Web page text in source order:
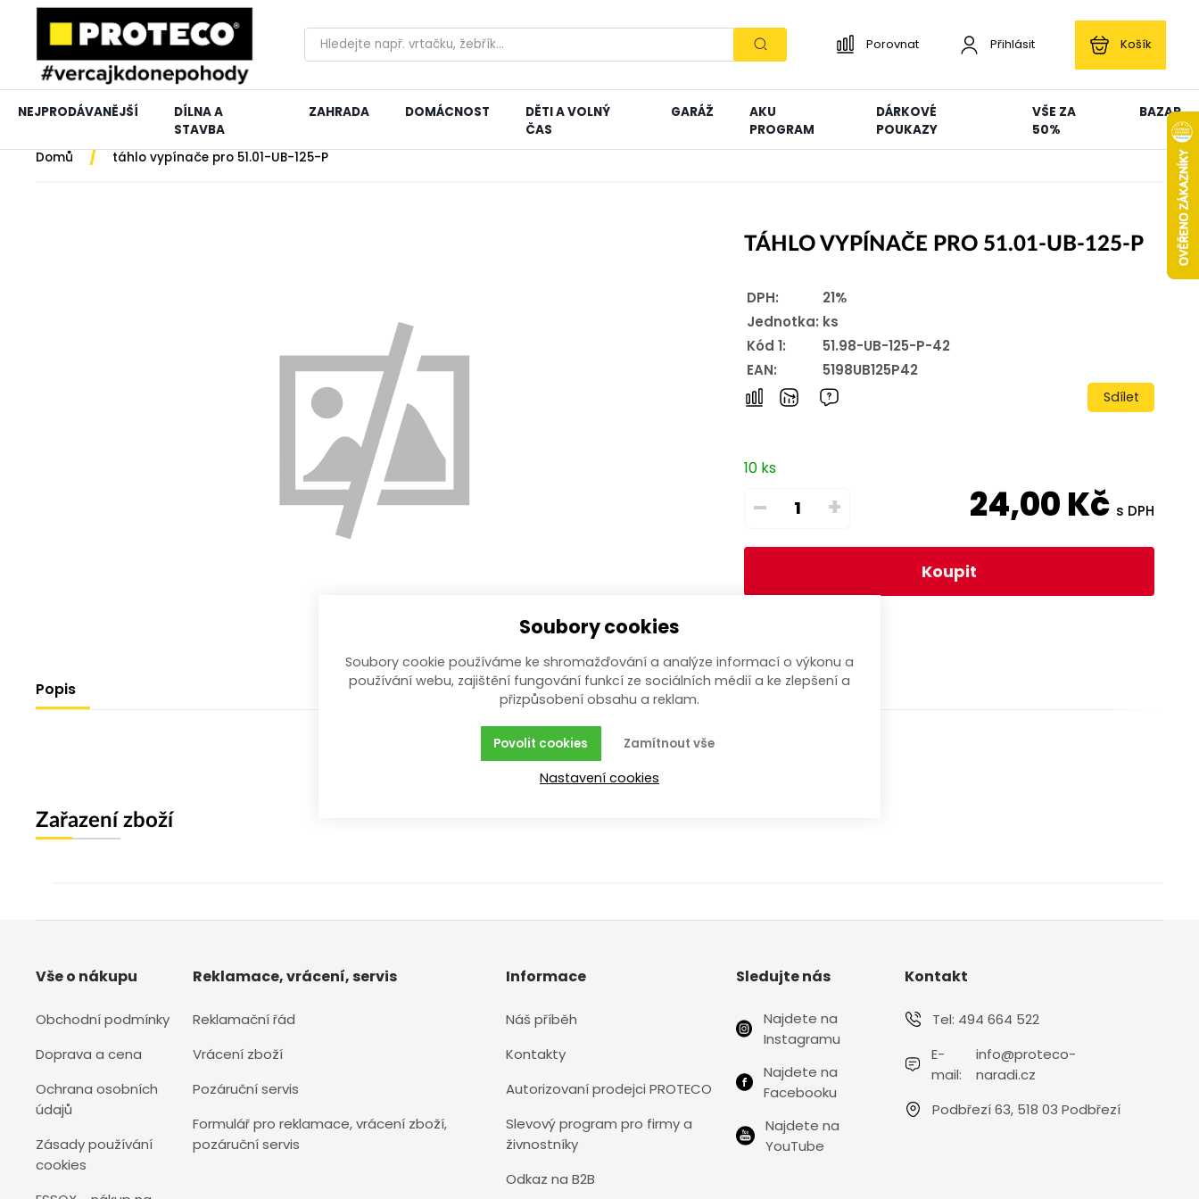
Porovnat Přihlásit Košík
NEJPRODÁVANĚJŠÍ
DÍLNA A
STAVBA
ZAHRADA DOMÁCNOST
DĚTI A VOLNÝ
ČAS
GARÁŽ
AKU
PROGRAM
DÁRKOVÉ
POUKAZY
VŠE ZA
50%
BAZAR
Domů / táhlo vypínače pro 51.01-UB-125-P
TÁHLO VYPÍNAČE PRO 51.01-UB-125-P
DPH:
21%
Jednotka: ks
Kód 1:
51.98-UB-125-P-42
EAN:
5198UB125P42
Sdílet
10 ks
– + 24,00Kč s DPH
Koupit
Popis
Zařazení zboží
Vše o nákupu
Obchodní podmínky
Doprava a cena
Ochrana osobních
údajů
Zásady používání
cookies
Reklamace, vrácení, servis
Reklamační řád
Vrácení zboží
Pozáruční servis
Formulář pro reklamace, vrácení zboží,
pozáruční servis
Informace
Náš příběh
Kontakty
Autorizovaní prodejci PROTECO
Slevový program pro firmy a
živnostníky
Odkaz na B2B
Sledujte nás
Najdete na
Instagramu
Najdete na
Facebooku
Najdete na
YouTube
Kontakt
Tel: 494 664 522
E-
mail:
info@proteco-
naradi.cz
Podbřezí 63, 518 03 Podbřezí
Soubory cookies
Soubory cookie používáme ke shromažďování a analýze informací o výkonu a
používání webu, zajištění fungování funkcí ze sociálních médií a ke zlepšení a
přizpůsobení obsahu a reklam.
Zamítnout vše
Povolit cookies
Nastavení cookies